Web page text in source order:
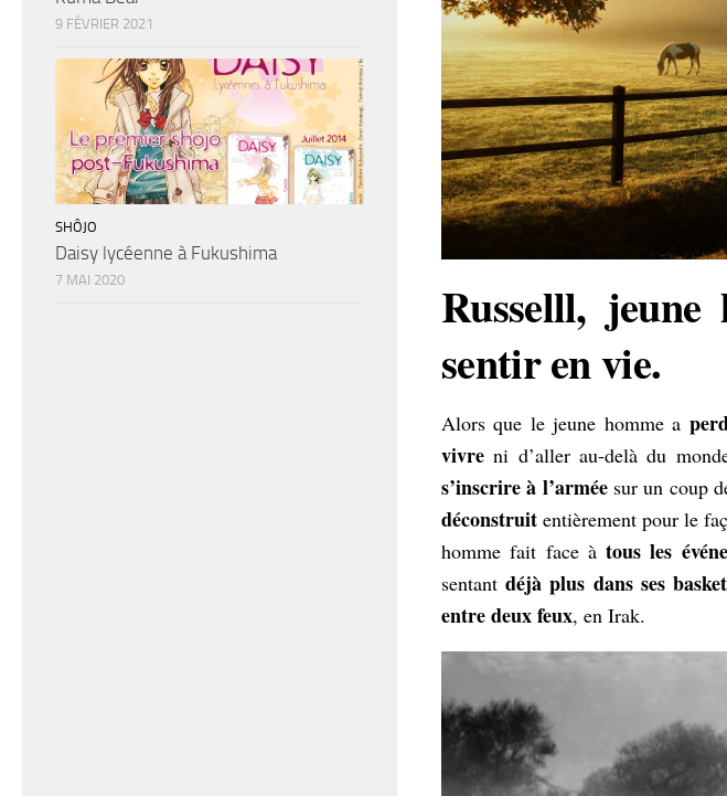
Russelll, jeune
sentir en vie.
Alors que le jeune homme a
vivre ni d’aller au-delà du
s’inscrire à l’arméesur un coup
déconstruit entièrement pour le
homme fait face àtous les
sentantdéjà plus dans ses
entre deux feux, en Irak.
9 FÉVRIER 2021
SHÔJO
Daisy lycéenne à Fukushima
7 MAI 2020